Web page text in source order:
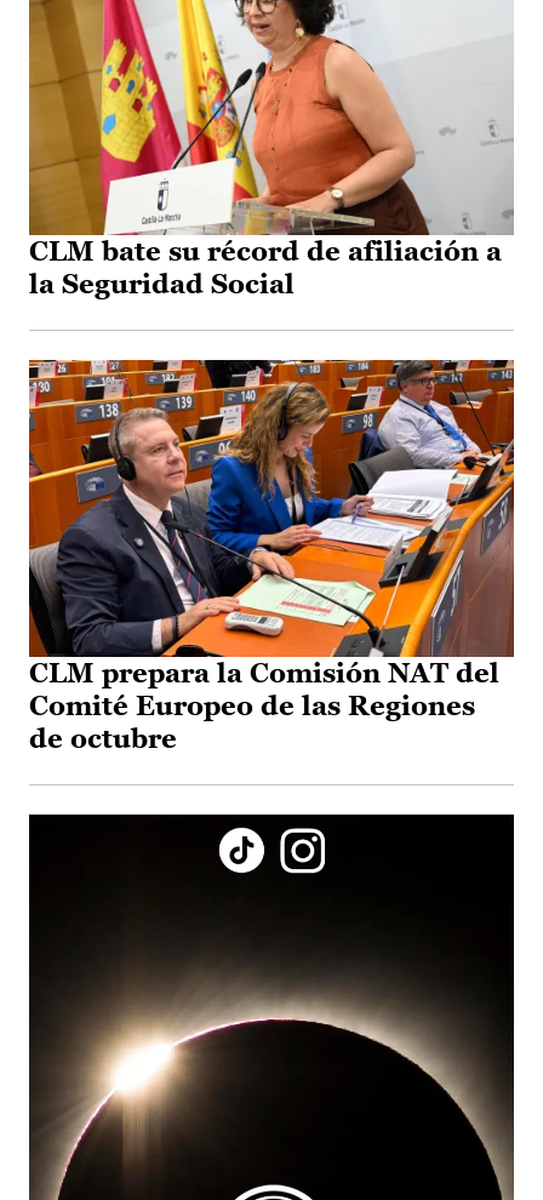
CLM bate su récord de afiliación a
la Seguridad Social
CLM prepara la Comisión NAT del
Comité Europeo de las Regiones
de octubre